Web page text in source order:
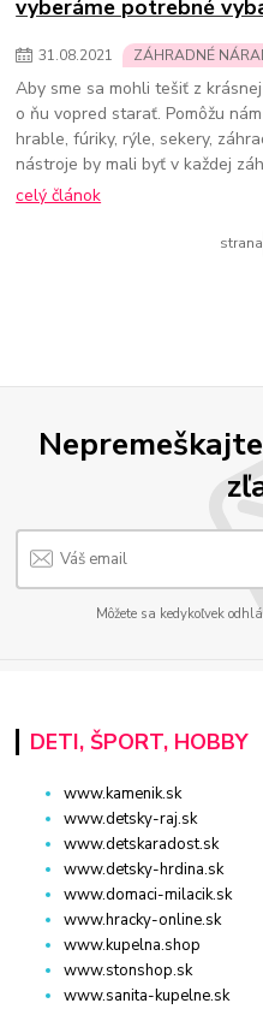
vyberáme potrebné
31.08.2021 ZÁHRADNÉ
Aby sme sa mohli tešiť z
o ňu vopred starať. Pomôžu
hrable, fúriky, rýle, sekery,
nástroje by mali byť v každej
celý článok
strana
Môžete sa kedykoľvek
DETI, ŠPORT, HOBBY
www.kamenik.sk
www.detsky-raj.sk
www.detskaradost.sk
www.detsky-hrdina.sk
www.domaci-milacik.sk
www.hracky-online.sk
www.kupelna.shop
www.stonshop.sk
www.sanita-kupelne.sk